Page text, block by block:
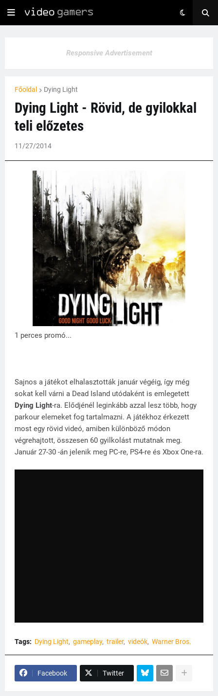
Responsive Advertisement
Főoldal Dying Light
Dying Light - Rövid, de gyilokkal
teli előzetes
11/27/2014
1 perces promó...
Sajnos a játékot elhalasztották január végéig, így még
sokat kell várni a Dead Island utódaként is emlegetett
Dying Light-ra. Elődjénél leginkább azzal lesz több, hogy
parkour elemeket fog tartalmazni. A játékhoz érkezett
most egy rövid videó, amiben különböző módon
végrehajtott, összesen 60 gyilkolást mutatnak meg.
Január 27-30 -án jelenik meg PC-re, PS4-re és Xbox One-ra.
Tags: Dying Light gameplay trailer videók Warner Bros.
Facebook Twitter